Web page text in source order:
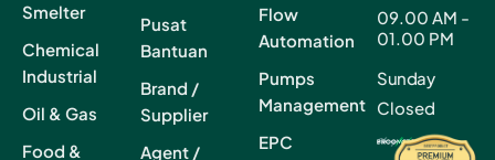
Smelter
Chemical
Industrial
Oil & Gas
Food &
Pusat
Bantuan
Brand /
Supplier
Agent /
Flow
Automation
Pumps
Management
EPC
09.00 AM -
01.00 PM
Sunday
Closed